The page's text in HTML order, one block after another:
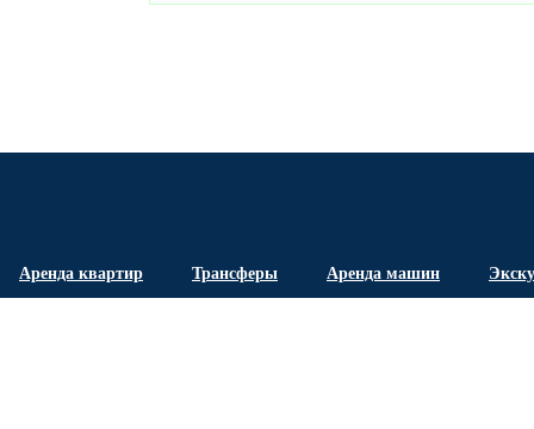
Аренда квартир Трансферы Аренда машин